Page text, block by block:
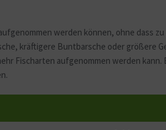
werden können, ohne dass
kräftigere Buntbarsche oder größere
Fischarten aufgenommen werden